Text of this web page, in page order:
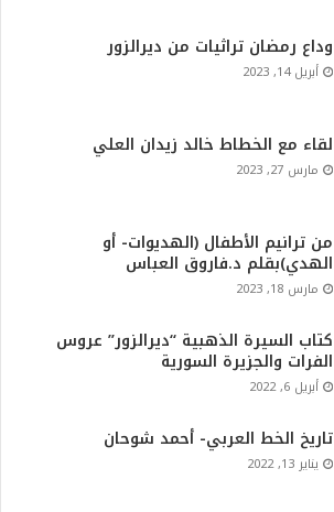
وداع رمضان تراثيات من ديرالزور
أبريل 14, 2023
لقاء مع الخطاط خالد زيدان العلي
مارس 27, 2023
من ترانيم الأطفال (الهديوات- أو
الهدي)بقلم د.فاروق العباس
مارس 18, 2023
كتاب السيرة الذهبية “ديرالزور” عروس
الفرات والجزيرة السورية
أبريل 6, 2022
تاريخ الخط العربي- أحمد شوحان
يناير 13, 2022